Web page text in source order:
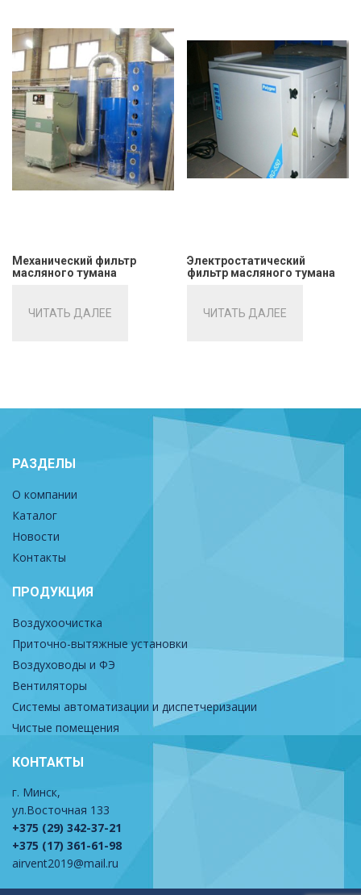
Механический фильтр
масляного тумана
ЧИТАТЬ ДАЛЕЕ
Электростатический
фильтр масляного тумана
ЧИТАТЬ ДАЛЕЕ
РАЗДЕЛЫ
О компании
Каталог
Новости
Контакты
ПРОДУКЦИЯ
Воздухоочистка
Приточно-вытяжные установки
Воздуховоды и ФЭ
Вентиляторы
Системы автоматизации и диспетчеризации
Чистые помещения
КОНТАКТЫ
г. Минск,
ул.Восточная 133
+375 (29) 342-37-21
+375 (17) 361-61-98
airvent2019@mail.ru